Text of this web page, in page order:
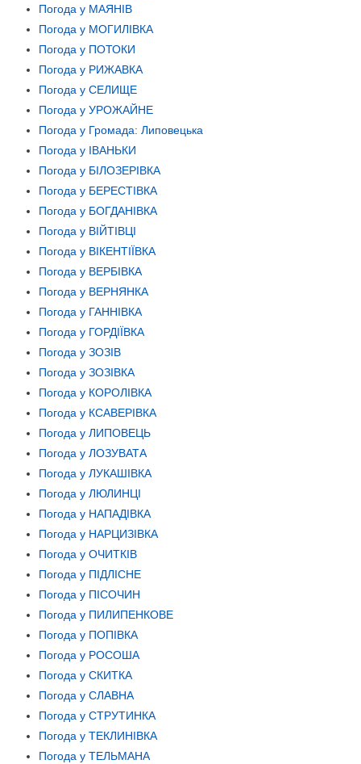
Погода у МАЯНІВ
Погода у МОГИЛІВКА
Погода у ПОТОКИ
Погода у РИЖАВКА
Погода у СЕЛИЩЕ
Погода у УРОЖАЙНЕ
Погода у Громада: Липовецька
Погода у ІВАНЬКИ
Погода у БІЛОЗЕРІВКА
Погода у БЕРЕСТІВКА
Погода у БОГДАНІВКА
Погода у ВІЙТІВЦІ
Погода у ВІКЕНТІЇВКА
Погода у ВЕРБІВКА
Погода у ВЕРНЯНКА
Погода у ГАННІВКА
Погода у ГОРДІЇВКА
Погода у ЗОЗІВ
Погода у ЗОЗІВКА
Погода у КОРОЛІВКА
Погода у КСАВЕРІВКА
Погода у ЛИПОВЕЦЬ
Погода у ЛОЗУВАТА
Погода у ЛУКАШІВКА
Погода у ЛЮЛИНЦІ
Погода у НАПАДІВКА
Погода у НАРЦИЗІВКА
Погода у ОЧИТКІВ
Погода у ПІДЛІСНЕ
Погода у ПІСОЧИН
Погода у ПИЛИПЕНКОВЕ
Погода у ПОПІВКА
Погода у РОСОША
Погода у СКИТКА
Погода у СЛАВНА
Погода у СТРУТИНКА
Погода у ТЕКЛИНІВКА
Погода у ТЕЛЬМАНА